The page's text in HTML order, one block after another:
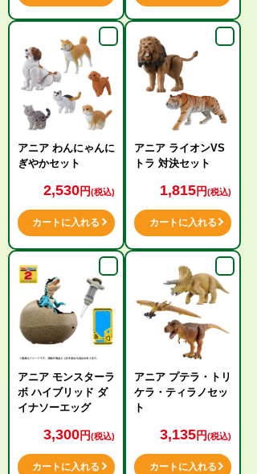
アニア わんにゃんに
ぎやかセット
2,530円(税込)
カートに入れる
アニア ライオンVS
トラ 対決セット
1,815円(税込)
カートに入れる
アニア モンスターラ
ボ ハイブリッド ダ
イナソーエッグ
3,300円(税込)
カートに入れる
アニア プテラ・トリ
ケラ・ティラノセッ
ト
3,135円(税込)
カートに入れる